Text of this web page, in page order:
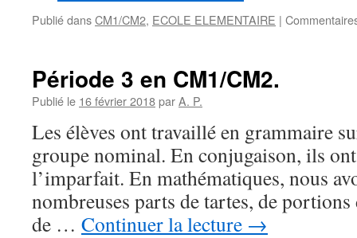
Publié dansCM1/CM2, ECOLE ELEMENTAIRE |
Période 3 en CM1/CM2.
Publié le 16 février 2018parA. P.
Les élèves ont travaillé en grammaire
groupe nominal. En conjugaison, ils
l’imparfait. En mathématiques, nous
nombreuses parts de tartes, de portions
de … Continuer la lecture →